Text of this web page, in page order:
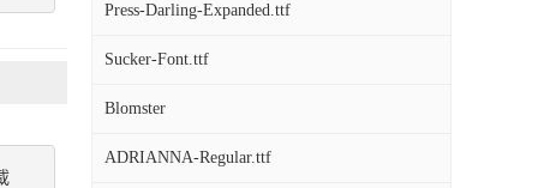
Press-Darling-Expanded.ttf
Sucker-Font.ttf
Blomster
ADRIANNA-Regular.ttf